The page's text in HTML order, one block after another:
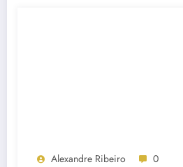
Alexandre Ribeiro 0